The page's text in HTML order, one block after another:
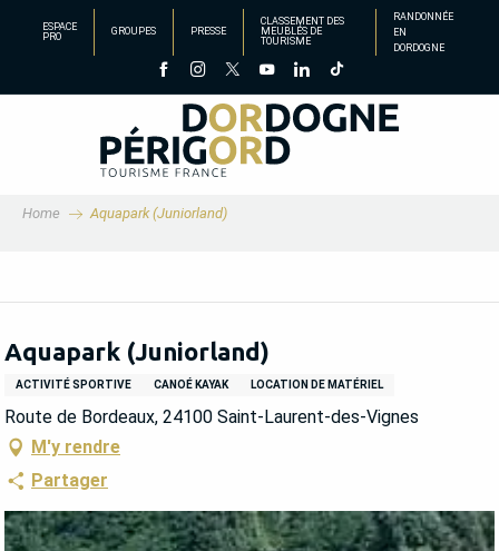
principal
ESPACE
PRO
GROUPES PRESSE
CLASSEMENT DES
MEUBLÉS DE
TOURISME
RANDONNÉE
EN
DORDOGNE
Home Aquapark (Juniorland)
Aquapark (Juniorland)
ACTIVITÉ SPORTIVE CANOÉ KAYAK LOCATION DE MATÉRIEL
Route de Bordeaux, 24100 Saint-Laurent-des-Vignes
M'y rendre
Partager